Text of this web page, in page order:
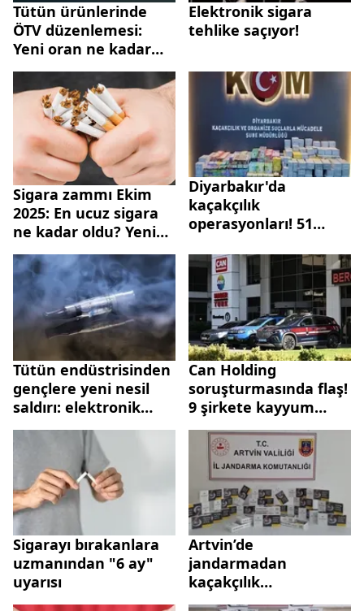
Tütün ürünlerinde
ÖTV düzenlemesi:
Yeni oran ne kadar
oldu?
Elektronik sigara
tehlike saçıyor!
Sigara zammı Ekim
2025: En ucuz sigara
ne kadar oldu? Yeni
fiyat listesi açıklandı
mı?
Diyarbakır'da
kaçakçılık
operasyonları! 51
Tütün endüstrisinden
gençlere yeni nesil
saldırı: elektronik
sigara
Can Holding
soruşturmasında flaş!
9 şirkete kayyum
atandı | İşte isim isim
tam liste...
Sigarayı bırakanlara
uzmanından "6 ay"
uyarısı
Artvin’de
jandarmadan
kaçakçılık
operasyonu: 9 gözaltı